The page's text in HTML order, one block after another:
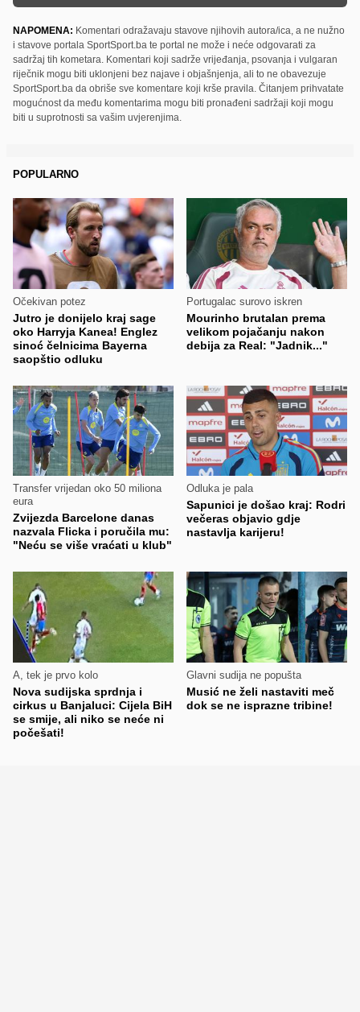
NAPOMENA: Komentari odražavaju stavove njihovih autora/ica, a ne nužno
i stavove portala SportSport.ba te portal ne može i neće odgovarati za
sadržaj tih kometara. Komentari koji sadrže vrijeđanja, psovanja i vulgaran
riječnik mogu biti uklonjeni bez najave i objašnjenja, ali to ne obavezuje
SportSport.ba da obriše sve komentare koji krše pravila. Čitanjem prihvatate
mogućnost da među komentarima mogu biti pronađeni sadržaji koji mogu
biti u suprotnosti sa vašim uvjerenjima.
POPULARNO
Očekivan potez
Jutro je donijelo kraj sage
oko Harryja Kanea! Englez
sinoć čelnicima Bayerna
saopštio odluku
Portugalac surovo iskren
Mourinho brutalan prema
velikom pojačanju nakon
debija za Real: "Jadnik..."
Transfer vrijedan oko 50 miliona
eura
Zvijezda Barcelone danas
nazvala Flicka i poručila mu:
"Neću se više vraćati u klub"
Odluka je pala
Sapunici je došao kraj: Rodri
večeras objavio gdje
nastavlja karijeru!
A, tek je prvo kolo
Nova sudijska sprdnja i
cirkus u Banjaluci: Cijela BiH
se smije, ali niko se neće ni
počešati!
Glavni sudija ne popušta
Musić ne želi nastaviti meč
dok se ne isprazne tribine!